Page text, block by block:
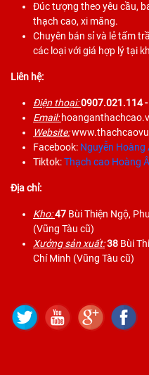
Đúc tượng theo yêu cầu,
thạch cao, xi măng.
Chuyên bán sỉ và lẻ tấm
các loại với giá hợp lý tại
Liên hệ:
Điện thoại:0907.021.114
Email:
Website:
Facebook: Nguyễn Hoàng
Tiktok:Thạch cao Hoàng
Địa chỉ:
Kho:47 Bùi Thiện Ngộ,
(Vũng Tàu cũ)
Xưởng sản xuất:38 Bùi
Chí Minh (Vũng Tàu cũ)